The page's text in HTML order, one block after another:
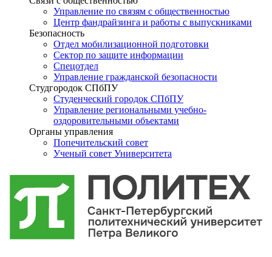
Управление по связям с общественностью
Центр фандрайзинга и работы с выпускниками
Безопасность
Отдел мобилизационной подготовки
Сектор по защите информации
Спецотдел
Управление гражданской безопасности
Студгородок СПбПУ
Студенческий городок СПбПУ
Управление региональными учебно-
оздоровительными объектами
Органы управления
Попечительский совет
Ученый совет Университета